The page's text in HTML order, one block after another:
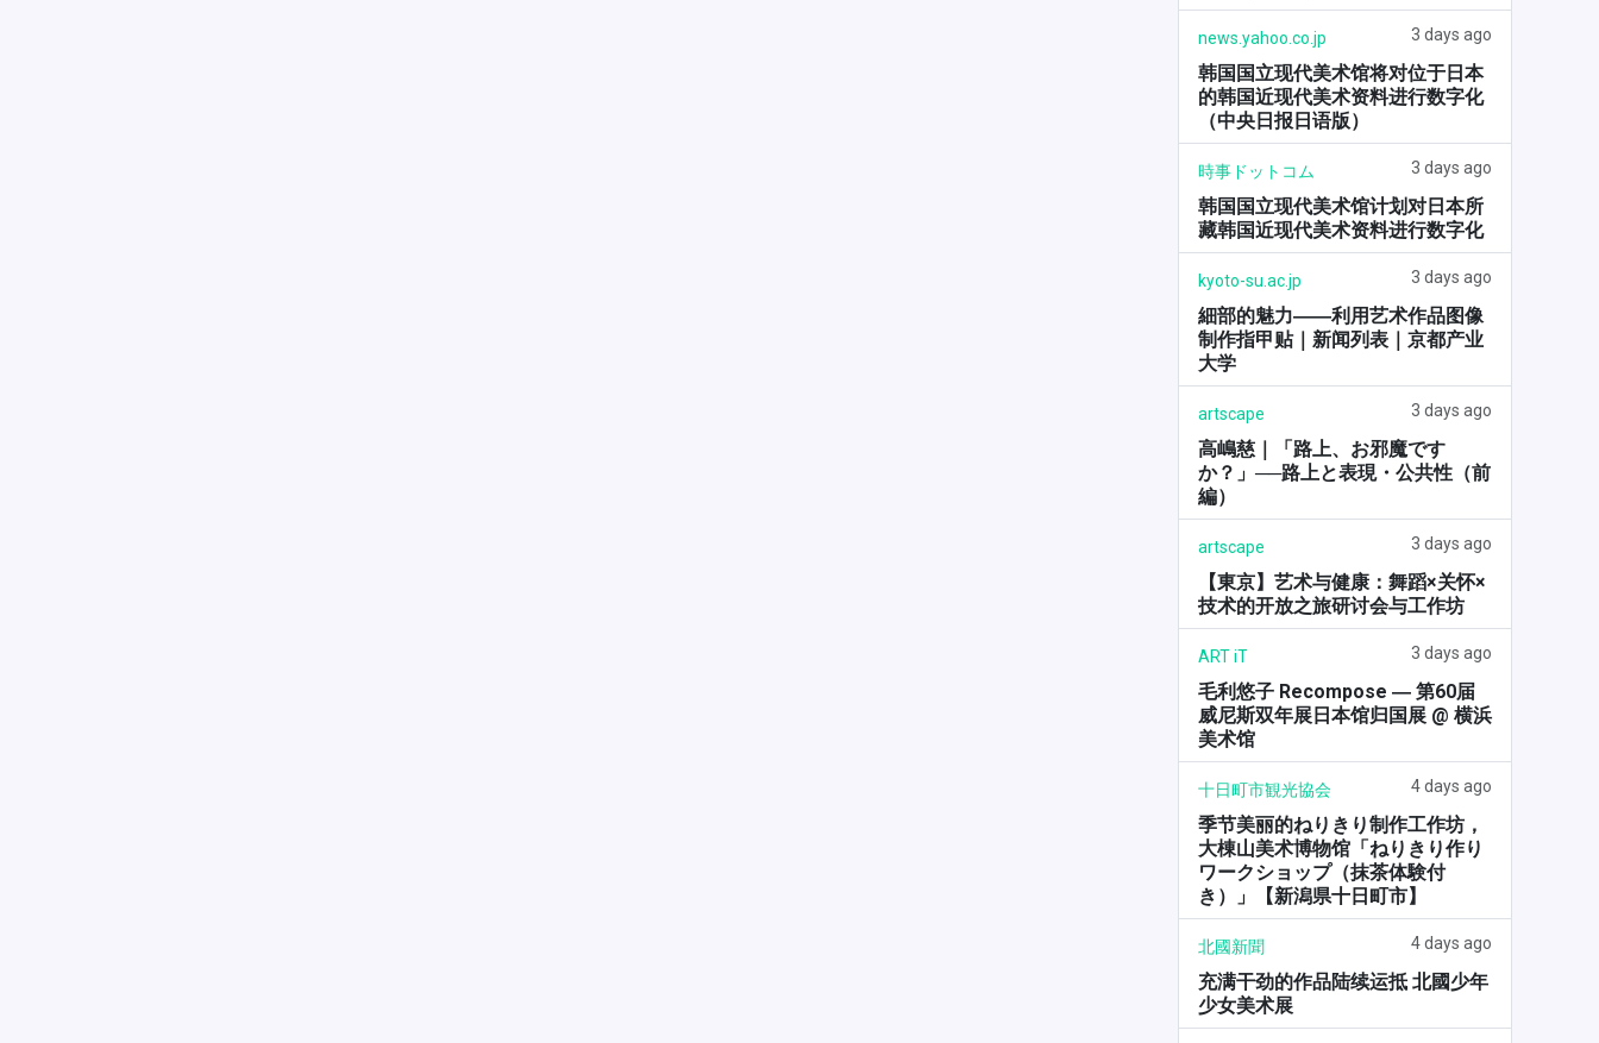
news.yahoo.co.jp 3 days ago
韩国国立现代美术馆将对位于日本
的韩国近现代美术资料进行数字化
（中央日报日语版）
時事ドットコム 3 days ago
韩国国立现代美术馆计划对日本所
藏韩国近现代美术资料进行数字化
kyoto-su.ac.jp 3 days ago
細部的魅力――利用艺术作品图像
制作指甲贴｜新闻列表｜京都产业
大学
artscape 3 days ago
高嶋慈｜「路上、お邪魔です
か？」──路上と表現・公共性（前
編）
artscape 3 days ago
【東京】艺术与健康：舞蹈×关怀×
技术的开放之旅研讨会与工作坊
ART iT 3 days ago
毛利悠子 Recompose ― 第60届
威尼斯双年展日本馆归国展 @ 横浜
美术馆
十日町市観光協会 4 days ago
季节美丽的ねりきり制作工作坊，
大棟山美术博物馆「ねりきり作り
ワークショップ（抹茶体験付
き）」【新潟県十日町市】
北國新聞 4 days ago
充满干劲的作品陆续运抵 北國少年
少女美术展